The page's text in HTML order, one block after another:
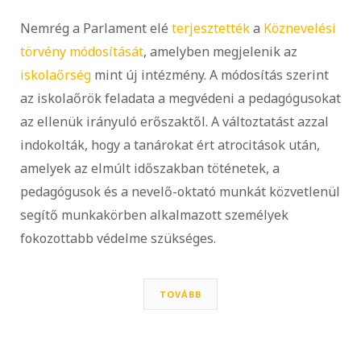
Nemrég a Parlament elé terjesztettéka Köznevelési
törvény módosítását, amelyben megjelenik az
iskolaőrség mint új intézmény. A módosítás szerint
az iskolaőrök feladata a megvédeni a pedagógusokat
az ellenük irányuló erőszaktől. A változtatást azzal
indokolták, hogy a tanárokat ért atrocitások után,
amelyek az elmúlt időszakban töténetek, a
pedagógusok és a nevelő-oktató munkát közvetlenül
segítő munkakörben alkalmazott személyek
fokozottabb védelme szükséges.
TOVÁBB